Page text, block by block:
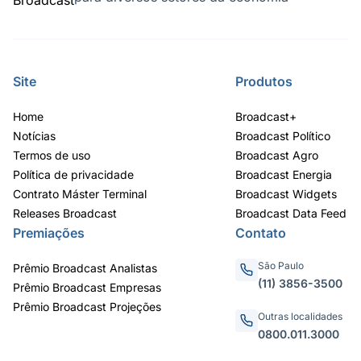
Site
Home
Notícias
Termos de uso
Política de privacidade
Contrato Máster Terminal
Releases Broadcast
Produtos
Broadcast+
Broadcast Político
Broadcast Agro
Broadcast Energia
Broadcast Widgets
Broadcast Data Feed
Premiações
Prêmio Broadcast Analistas
Prêmio Broadcast Empresas
Prêmio Broadcast Projeções
Contato
São Paulo
(11) 3856-3500
Outras localidades
0800.011.3000